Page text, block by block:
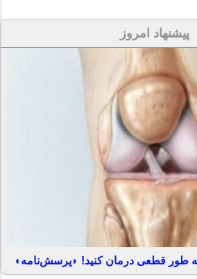
پیشنهاد امروز
طور قطعی درمان کنید! ◗پرسش‌نامه◖